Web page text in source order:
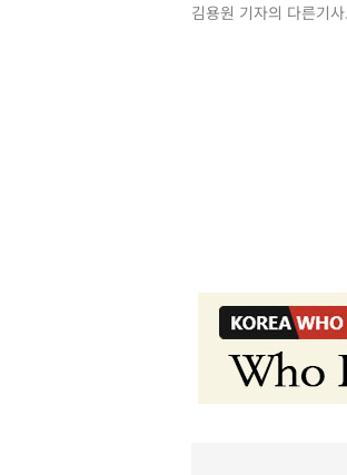
김용원 기자의 다른기사